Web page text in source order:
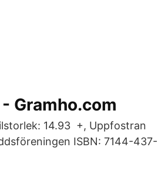
Gramho.com
14.93 +, Uppfostran
ISBN: 7144-437-